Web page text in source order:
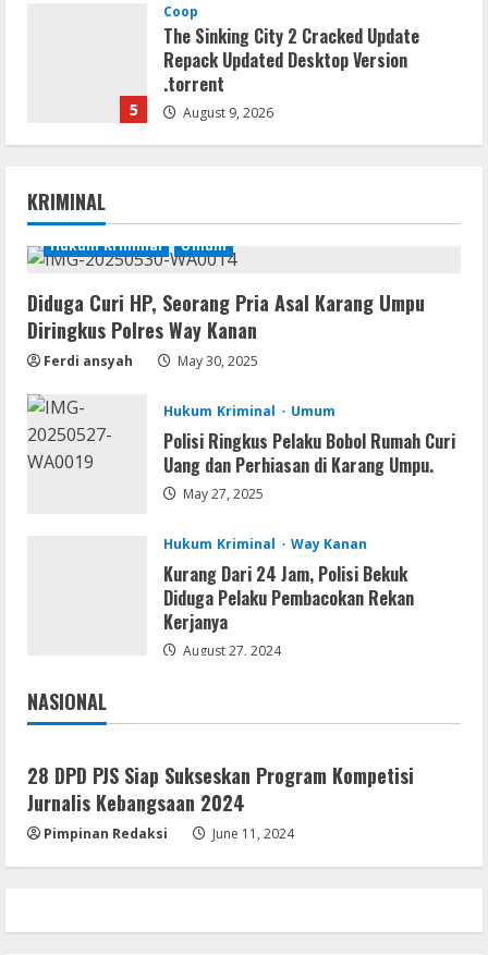
5
Coop
The Sinking City 2 Cracked Update
Repack Updated Desktop Version
.torrent
August 9, 2026
1
Movies
Shaun the Sheep: The Beast of Mossy
Bottom 2026 UHD x264 YTS Torrent
Img
Office 2019 Pro Plus AIO Massgrave No
Internet Required P2P release
Resettools
Microsoft Office Portable + Activator
Stable [x86x64]
5
Coop
Repack Updated Desktop Version
.torrent
KRIMINAL
Hukum Kriminal Umum
Diduga Curi HP, Seorang Pria Asal Karang Umpu
Diringkus Polres Way Kanan
Ferdi ansyah May 30, 2025
Hukum Kriminal Umum
Polisi Ringkus Pelaku Bobol Rumah Curi
Uang dan Perhiasan di Karang Umpu.
May 27, 2025
Hukum Kriminal Way Kanan
Kurang Dari 24 Jam, Polisi Bekuk
Diduga Pelaku Pembacokan Rekan
Kerjanya
August 27, 2024
NASIONAL
Jakarta
28 DPD PJS Siap Sukseskan Program Kompetisi
Jurnalis Kebangsaan 2024
Pimpinan Redaksi June 11, 2024